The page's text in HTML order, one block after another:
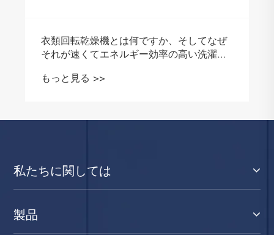
衣類回転乾燥機とは何ですか、そしてなぜ
それが速くてエネルギー効率の高い洗濯の
もっと見る >>
私たちに関しては
製品